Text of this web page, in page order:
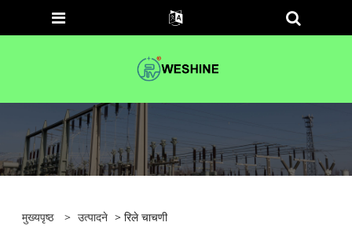
मुख्यपृष्ठ > उत्पादने > रिले चाचणी